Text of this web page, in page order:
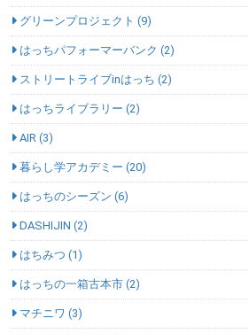
グリーンプロジェクト (9)
はっちパフォーマーバンク (2)
ストリートライブinはっち (2)
はっちライブラリー (2)
AIR (3)
暮らし学アカデミー (20)
はっちのシーズン (6)
DASHIJIN (2)
はちみつ (1)
はっちの一箱古本市 (2)
マチニワ (3)